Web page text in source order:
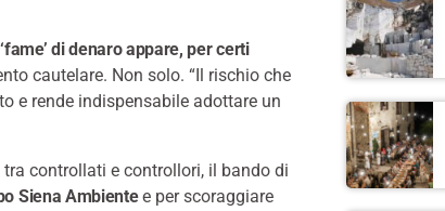
di denaro appare, per certi
cautelare. Non solo. “Il rischio che
e rende indispensabile adottare un
controllati e controllori, il bando di
Siena Ambientee per scoraggiare